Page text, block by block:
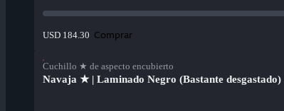
USD 184.30 Comprar
Cuchillo ★ de aspecto encubierto
Navaja ★ | Laminado Negro (Bastante desgastado)